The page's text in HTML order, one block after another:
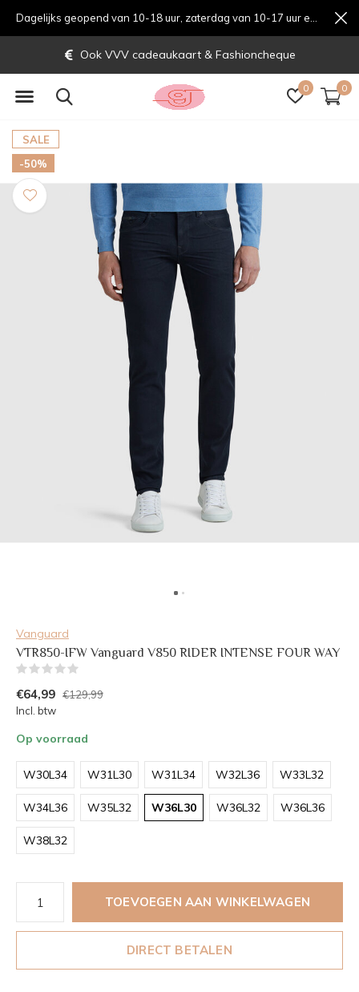
0 0
Ook VVV cadeaukaart & Fashioncheque
SALE
-50%
Vanguard
VTR850-IFW Vanguard V850 RIDER INTENSE FOUR WAY
€64,99 €129,99
Incl. btw
Op voorraad
W30L34 W31L30 W31L34 W32L36 W33L32
W34L36 W35L32 W36L30 W36L32 W36L36
W38L32
TOEVOEGEN AAN WINKELWAGEN
DIRECT BETALEN